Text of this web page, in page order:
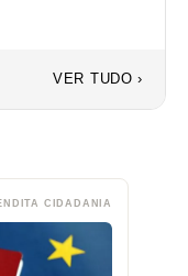
VER TUDO ›
CIDADANIA